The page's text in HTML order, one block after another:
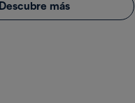
Descubre más